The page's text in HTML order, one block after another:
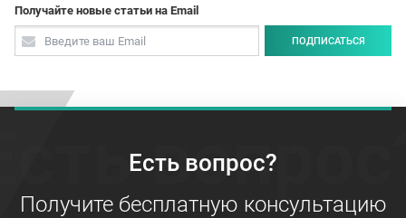
Получайте новые статьи на Email
ПОДПИСАТЬСЯ
Есть вопрос?
Получите бесплатную консультацию